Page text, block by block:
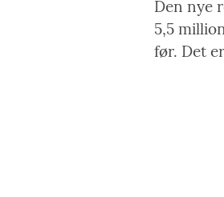
Den nye
5,5
før. Det